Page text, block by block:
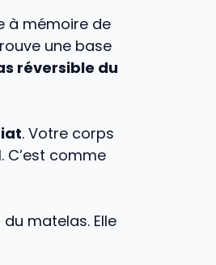
à mémoire de
une base
réversible du
. Votre corps
C’est comme
matelas. Elle